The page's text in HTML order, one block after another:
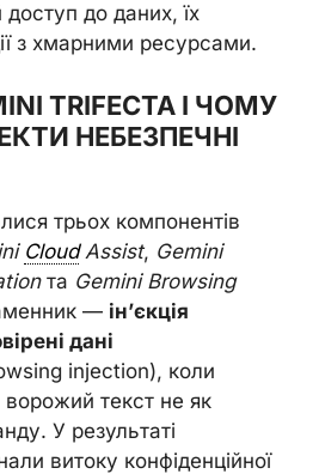
до даних, їх
з хмарними ресурсами.
TRIFECTA І ЧОМУ
НЕБЕЗПЕЧНІ
трьох компонентів
CloudAssist, Gemini
та Gemini Browsing
— ін’єкція
дані
injection), коли
текст не як
У результаті
витоку конфіденційної